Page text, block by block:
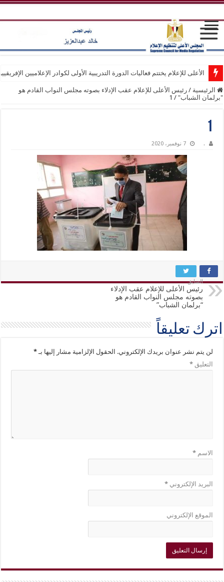
الأعلى للإعلام يختتم فعاليات الدورة التدريبية الأولى لكوادر الإعلاميين
الرئيسية / رئيس الأعلى للإعلام عقب الإدلاء بصوته مجلس النواب القادم هو
"برلمان الشباب" /
1
1
. 7 نوفمبر، 2020
السابق
رئيس الأعلى للإعلام عقب الإدلاء
بصوته مجلس النواب القادم هو
“برلمان الشباب”
اترك تعليقاً
لن يتم نشر عنوان بريدك الإلكتروني. الحقول الإلزامية مشار إليها بـ*
التعليق*
الاسم*
البريد الإلكتروني*
الموقع الإلكتروني